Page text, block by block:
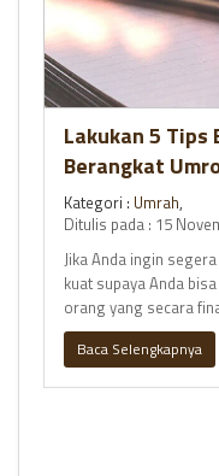
Lakukan 5
Berangkat
Kategori : Umrah,
Ditulis pada : 15
Jika Anda ingin
kuat supaya Anda
orang yang secara
umrah,
Baca Selengkapnya